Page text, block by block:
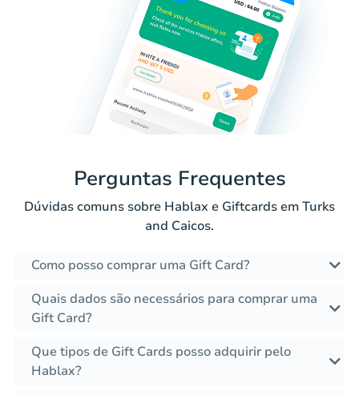
Perguntas Frequentes
Dúvidas comuns sobre Hablax e Giftcards em Turks
and Caicos.
Como posso comprar uma Gift Card?
Quais dados são necessários para comprar uma
Gift Card?
Que tipos de Gift Cards posso adquirir pelo
Hablax?